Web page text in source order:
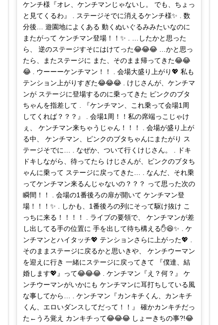
ケンチ様『オレ、ケンチマンじゃないし。 でも、ちょっ
と見てくるわ』 . ステージそでに消えるケンチ様✨ . 数
分後… 遊園地によくある 動くぬいぐるみみたいなのに
またがって ケンチマン登場！！✨ . …したかと思った
ら、 逆のステージすそにはけてった😂😂😂 …かと思っ
たら、またステージに また、そのまま帰ってきた😂😂
😂 . ウーーーケンチマン！！ . 会場大盛り上がり💖 私も
テンション上がりすぎた😂😂😂 . けじさんが、ケンチマ
ンが ステージに登場するのに乗ってきた ピンクのブタ
ちゃんを指差して . 『ケンチマン、これ乗って会場1周
してくれば？？？』 . 会場1周！！私の席端っこじゃけ
ぇ、 ケンチマン来ちゃうじゃん！！！ . 会場が盛り上が
る中、 ケンチマン、ピンクのブタちゃんにまたがり ス
テージそでに… . なぜか、ついて行くけじさん。 . ドキ
ドキしながら、待ってたら けじさんが、ピンクのブタち
ゃんに乗って ステージに戻ってきた… . なんだ、それ乗
ってケンチマン来るんじゃないの？？？ って思った次の
瞬間！！ . 会場の1番後ろの扉が開いて ケンチマン登
場！！！✨ . しかも、1番後ろの列にそって駆け抜け こ
っちに来る！！！！ . ライブの要領で、 ケンチマンが差
し出してる手の位置に 手を出して待ち構える✋😆✨ . ケ
ンチマンとハイタッチ💖 テンションさらに上がった💖 .
そのままステージに戻るかと思いきや、 ケンチウーマン
を迎えに行き 一緒にステージに戻ってきて 『僕達、結
婚します💖』って😂😂😂 . ケンチマン『え？何？』 ケ
ンチウーマンがいかにも ケンチマンに耳打ちしている風
な事してから… . ケンチマン『カンキチくん、カンキチ
くん、エロいダンスしてだって！！』 確かカンキチだっ
た←うろ覚え カンキチって😂😂😂 しょーきちの事?!😂